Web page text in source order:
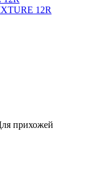
12R
прихожей